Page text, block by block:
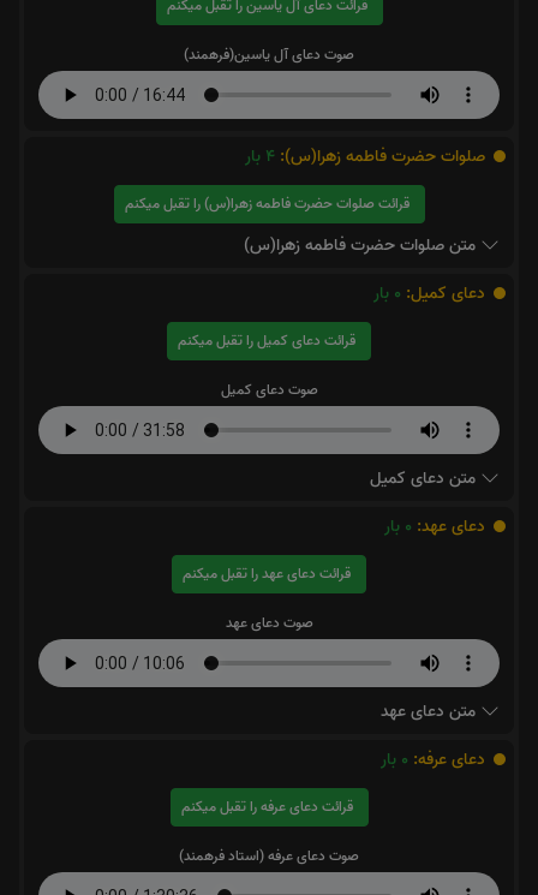
قرائت دعای آل یاسین را تقبل میکنم
صوت دعای آل یاسین(فرهمند)
صلوات حضرت فاطمه زهرا(س): 4 بار
قرائت صلوات حضرت فاطمه زهرا(س) را تقبل میکنم
متن صلوات حضرت فاطمه زهرا(س)
دعای کمیل: 0 بار
قرائت دعای کمیل را تقبل میکنم
صوت دعای کمیل
متن دعای کمیل
دعای عهد: 0 بار
قرائت دعای عهد را تقبل میکنم
صوت دعای عهد
متن دعای عهد
دعای عرفه: 0 بار
قرائت دعای عرفه را تقبل میکنم
صوت دعای عرفه (استاد فرهمند)